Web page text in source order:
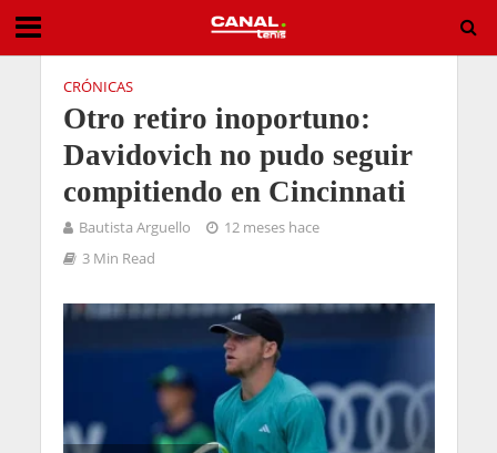
CRÓNICAS
Otro retiro inoportuno:
Davidovich no pudo seguir
compitiendo en Cincinnati
Bautista Arguello
12 meses hace
3 Min Read